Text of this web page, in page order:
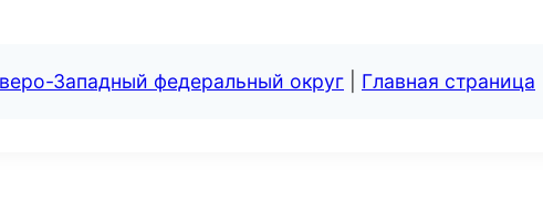
Западный федеральный округ Главная страница